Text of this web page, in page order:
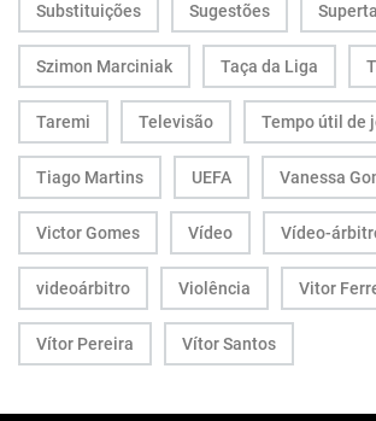
Substituições Sugestões
Szimon Marciniak Taça da Liga
Taremi Televisão Tempo útil de
Tiago Martins UEFA Vanessa
Victor Gomes Vídeo Vídeo-
videoárbitro Violência Vitor
Vítor Pereira Vítor Santos